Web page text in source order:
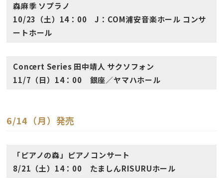
森麻季 ソプラノ
10/23（土）14：00 J：COM浦安音楽ホール コンサ
ートホール
Concert Series 田中靖人 サクソフォン
11/7（日）14：00 銀座／ヤマハホール
6/14（月）発売
「ピアノの森」ピアノコンサート
8/21（土）14：00 たましんRISURUホール